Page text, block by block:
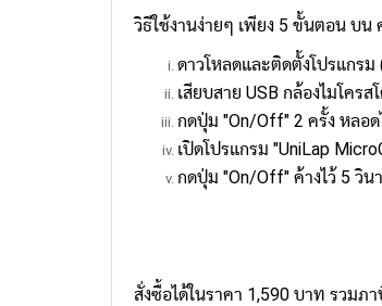
วิธีใช้งานง่ายๆ เพียง 5 ขั้นตอน บน
ดาวโหลดและติดตั้งโปรแกรม
เสียบสาย USB กล้องไมโคร
กดปุ่ม "On/Off" 2 ครั้ง หลอ
เปิดโปรแกรม "UniLap
กดปุ่ม "On/Off" ค้างไว้ 5 วิน
สั่งซื้อได้ในราคา 1,590 บาท รวม